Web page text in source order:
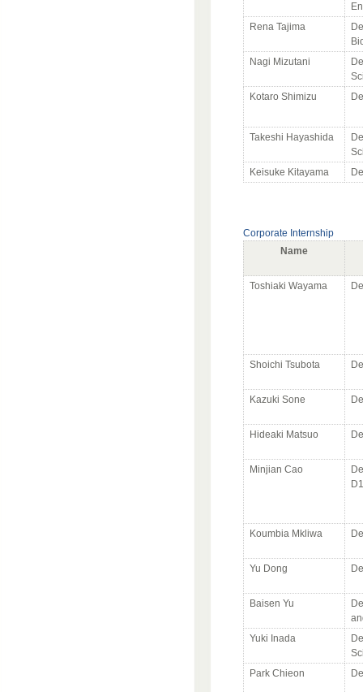
Rena Tajima
Nagi Mizutani
Kotaro Shimizu
Takeshi Hayashida
Keisuke Kitayama
Corporate Internship
Name
Toshiaki Wayama
Shoichi Tsubota
Kazuki Sone
Hideaki Matsuo
Minjian Cao
D1
Koumbia Mkliwa
Yu Dong
Baisen Yu
Yuki Inada
Park Chieon